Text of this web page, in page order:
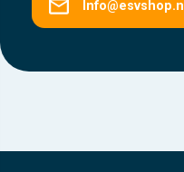
Info@esvshop.nl